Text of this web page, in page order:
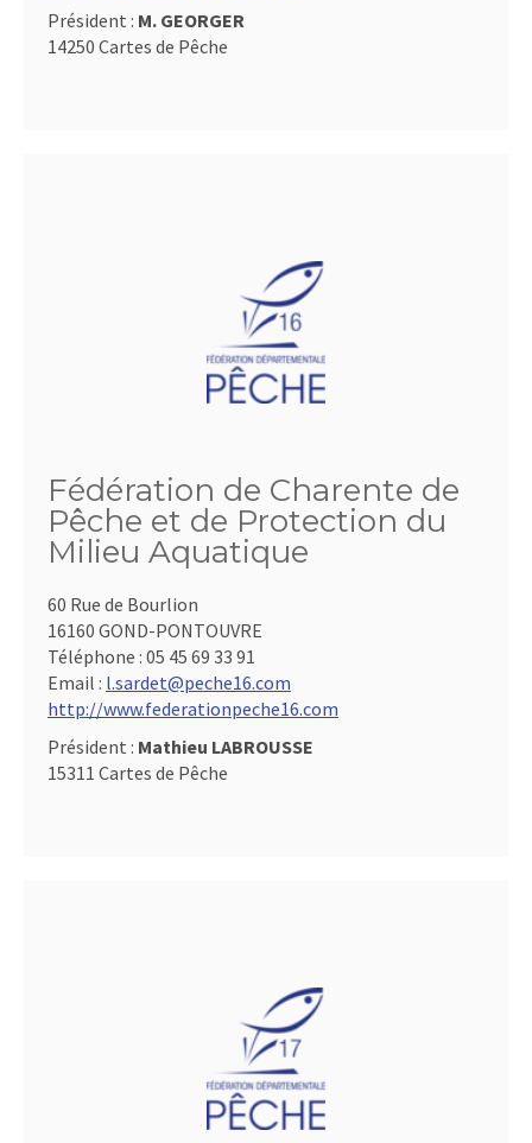
Président : M. GEORGER
14250 Cartes de Pêche
Fédération de Charente de
Pêche et de Protection du
Milieu Aquatique
60 Rue de Bourlion
16160 GOND-PONTOUVRE
Téléphone : 05 45 69 33 91
Email : l.sardet@peche16.com
http://www.federationpeche16.com
Président : Mathieu LABROUSSE
15311 Cartes de Pêche